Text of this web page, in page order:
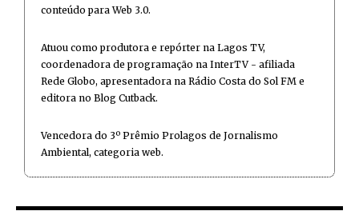
conteúdo para Web 3.0.
Atuou como produtora e repórter na Lagos TV,
coordenadora de programação na InterTV - afiliada
Rede Globo, apresentadora na Rádio Costa do Sol FM e
editora no Blog Cutback.
Vencedora do 3º Prêmio Prolagos de Jornalismo
Ambiental, categoria web.